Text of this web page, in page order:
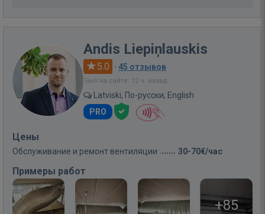
Andis Liepiņlauskis
5.0 · 45 отзывов
Был на сайте: 12 ч. назад
Latviski, По-русски, English
PRO
Цены
Обслуживание и ремонт вентиляции 30-70€/час
Примеры работ
+85